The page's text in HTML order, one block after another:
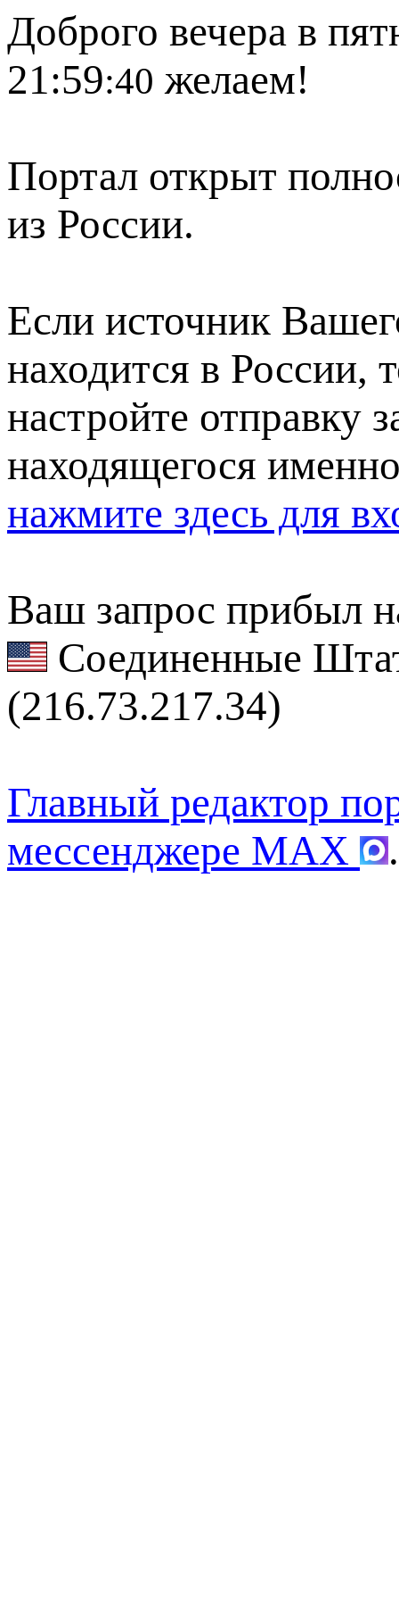
Доброго вечера в
21:59:40 желаем!
Портал открыт
из России.
Если источник
находится в России,
настройте отправку
находящегося
нажмите здесь для
Ваш запрос прибыл
Соединенные
(216.73.217.34)
Главный редактор
мессенджере MAX
.